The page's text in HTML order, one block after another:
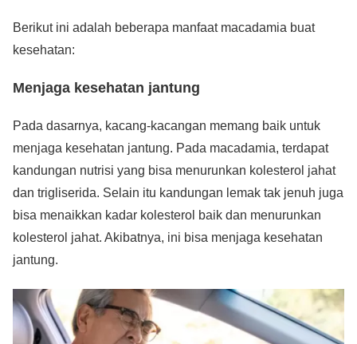
Berikut ini adalah beberapa manfaat macadamia buat
kesehatan:
Menjaga kesehatan jantung
Pada dasarnya, kacang-kacangan memang baik untuk
menjaga kesehatan jantung. Pada macadamia, terdapat
kandungan nutrisi yang bisa menurunkan kolesterol jahat
dan trigliserida. Selain itu kandungan lemak tak jenuh juga
bisa menaikkan kadar kolesterol baik dan menurunkan
kolesterol jahat. Akibatnya, ini bisa menjaga kesehatan
jantung.